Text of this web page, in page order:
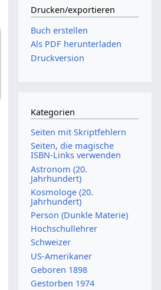
Drucken/­exportieren
Buch erstellen
Als PDF herunterladen
Druckversion
Kategorien
Seiten mit Skriptfehlern
Seiten, die magische
ISBN-Links verwenden
Astronom (20.
Jahrhundert)
Kosmologe (20.
Jahrhundert)
Person (Dunkle Materie)
Hochschullehrer
Schweizer
US-Amerikaner
Geboren 1898
Gestorben 1974